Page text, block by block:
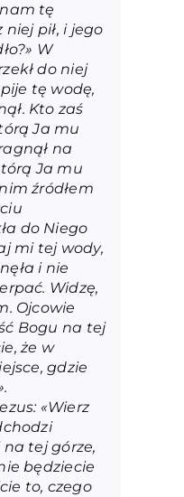
tę
pił, i jego
W
do niej
tę wodę,
Kto zaś
Ja mu
na
Ja mu
źródłem
do Niego
mi tej wody,
i nie
Widzę,
Ojcowie
Bogu na tej
że w
gdzie
«Wierz
tej górze,
będziecie
to, czego